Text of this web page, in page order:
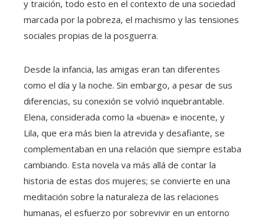
y traición, todo esto en el contexto de una sociedad
marcada por la pobreza, el machismo y las tensiones
sociales propias de la posguerra.
Desde la infancia, las amigas eran tan diferentes
como el día y la noche. Sin embargo, a pesar de sus
diferencias, su conexión se volvió inquebrantable.
Elena, considerada como la «buena» e inocente, y
Lila, que era más bien la atrevida y desafiante, se
complementaban en una relación que siempre estaba
cambiando. Esta novela va más allá de contar la
historia de estas dos mujeres; se convierte en una
meditación sobre la naturaleza de las relaciones
humanas, el esfuerzo por sobrevivir en un entorno